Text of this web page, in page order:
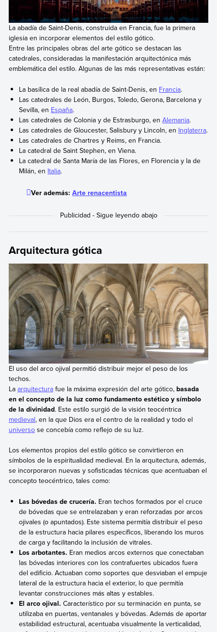
La abadía de Saint-Denis, construida en Francia, fue la primera
iglesia en incorporar elementos del estilo gótico.
Entre las principales obras del arte gótico se destacan las
catedrales, consideradas la manifestación arquitectónica más
emblemática del estilo. Algunas de las más representativas están:
La basílica de la real abadía de Saint-Denis, en Francia.
Las catedrales de León, Burgos, Toledo, Gerona, Barcelona y
Sevilla, en España.
Las catedrales de Colonia y de Estrasburgo, enAlemania.
Las catedrales de Gloucester, Salisbury y Lincoln, en Inglaterra.
Las catedrales de Chartres y Reims, en Francia.
La catedral de Saint Stephen, en Viena.
La catedral de Santa María de las Flores, en Florencia y la de
Milán, en Italia.
Ver además:Arte renacentista
Arquitectura gótica
El uso del arco ojival permitió distribuir mejor el peso de los
techos.
La arquitecturafue la máxima expresión del arte gótico,basada
en el concepto de la luz como fundamento estético y símbolo
de la divinidad. Este estilo surgió de la visión teocéntrica
medieval, en la que Dios era el centro de la realidad y todo el
universose concebía como reflejo de su luz.
Los elementos propios del estilo gótico se convirtieron en
símbolos de la espiritualidad medieval. En la arquitectura, además,
se incorporaron nuevas y sofisticadas técnicas que acentuaban el
concepto teocéntrico, tales como:
Las bóvedas de crucería. Eran techos formados por el cruce
de bóvedas que se entrelazaban y eran reforzadas por arcos
ojivales (o apuntados). Este sistema permitía distribuir el peso
de la estructura hacia pilares específicos, liberando los muros
de carga y facilitando la inclusión de vitrales.
Los arbotantes. Eran medios arcos externos que conectaban
las bóvedas interiores con los contrafuertes ubicados fuera
del edificio. Actuaban como soportes que desviaban el empuje
lateral de la estructura hacia el exterior, lo que permitía
levantar construcciones más altas y estables.
El arco ojival.Característico por su terminación en punta, se
utilizaba en puertas, ventanales y bóvedas. Además de aportar
estabilidad estructural, acentuaba visualmente la verticalidad,